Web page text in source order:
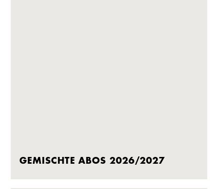
GEMISCHTE ABOS 2026/2027